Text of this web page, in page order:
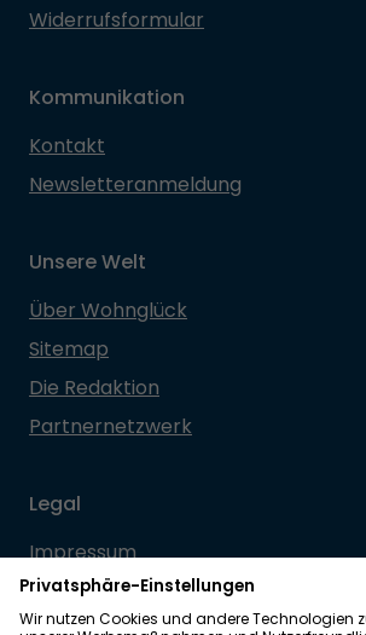
Widerrufsformular
Kommunikation
Kontakt
Newsletteranmeldung
Unsere Welt
Über Wohnglück
Sitemap
Die Redaktion
Partnernetzwerk
Legal
Impressum
Datenschutz